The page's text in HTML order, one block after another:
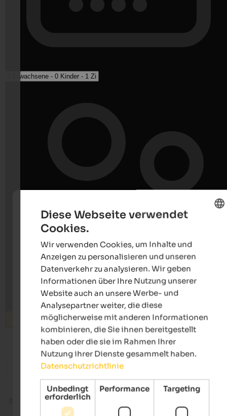
ab 100 €
Hotel Tirolerhof
Kultur
GERMAN
Diese Webseite verwendet
Cookies.
Wir verwenden Cookies, um Inhalte und
Anzeigen zu personalisieren und unseren
Datenverkehr zu analysieren. Wir geben
Informationen über Ihre Nutzung unserer
Website auch an unsere Werbe- und
Analysepartner weiter, die diese
möglicherweise mit anderen Informationen
kombinieren, die Sie ihnen bereitgestellt
haben oder die sie im Rahmen Ihrer
Nutzung ihrer Dienste gesammelt haben.
Datenschutzrichtlinie
Unbedingt
erforderlich
Performance Targeting